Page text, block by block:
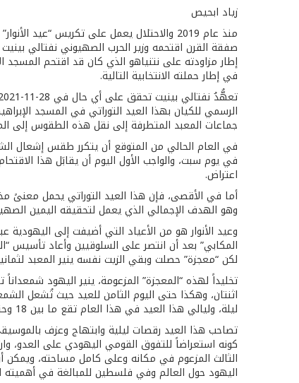
زياد ابحيص
منذ عام 2019 والاحتلال يعمل على تكريس
في إطار حملته الانتخابية التالية.
الرسمي للكيان بهذا العيد التوراتي في المسجد
جماعات المعبد المتطرفة إلى نقل هذه الطقوس إلى
في يوم سبت، والواجب الأول اليوم أن يقابَل هذا
اعتراض.
أما في الأقصى، فإن هذا العيد التوراتي يحمل معنىً
وهو الهدف الإجمالي الذي يعمل لتحقيقه اليمين
وعيد الأنوار هو من الأعياد التي أضيفت إلى اليهودية
المكابي” بعد أن انتصر على السلوقيين وأعاد تأسيس
لكن “معجزة” حصلت وبقي الزيت نفسه ينير المعبد
تخليداً لهذه “المعجزة” المزعومة، ينير اليهود
اثنتان، وهكذا حتى اليوم الثامن للعيد حيث تُشعل
ليلة، وليالي هذا العيد في هذا العام تقع ما بين 18 وحتى 26-12-2022.
تصاحب هذا العيد رقصات ليلية وابتهاج وعزف
كونه استعراضاً للتفوق القومي اليهودي على العدو،
الثالث المزعوم في مكانه وعلى كامل مساحته،
اليهود حول العالم وفي فلسطين للمبالغة في أهميته